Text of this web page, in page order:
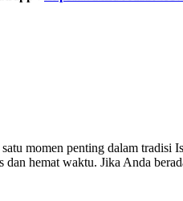
momen penting dalam tradisi
hemat waktu. Jika Anda